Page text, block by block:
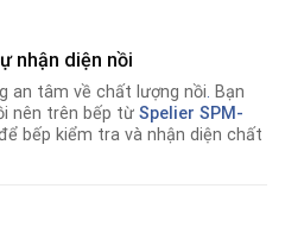
nhận diện nồi
an tâm về chất lượng nồi. Bạn
nên trên bếp từSpelier SPM-
bếp kiểm tra và nhận diện chất